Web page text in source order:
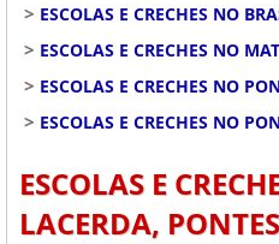
> ESCOLAS E CRECHES NO
> ESCOLAS E CRECHES NO
> ESCOLAS E CRECHES NO
> ESCOLAS E CRECHES NO
ESCOLAS E
LACERDA,